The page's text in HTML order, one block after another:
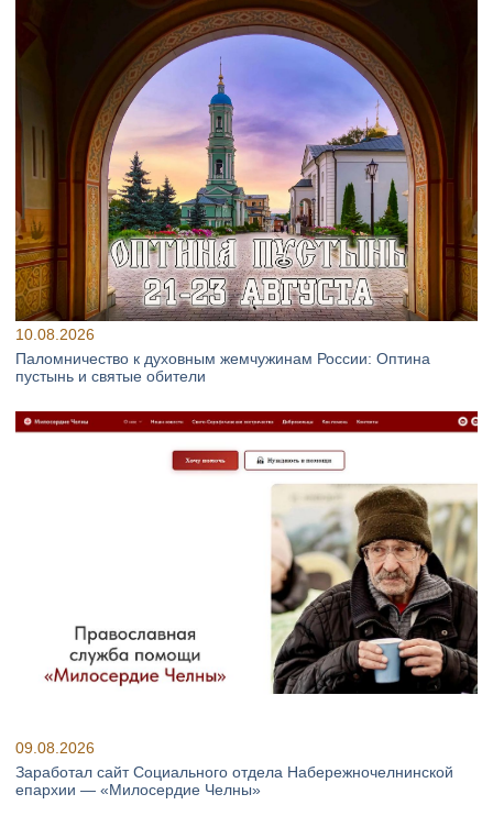
10.08.2026
Паломничество к духовным жемчужинам России: Оптина
пустынь и святые обители
09.08.2026
Заработал сайт Социального отдела Набережночелнинской
епархии — «Милосердие Челны»